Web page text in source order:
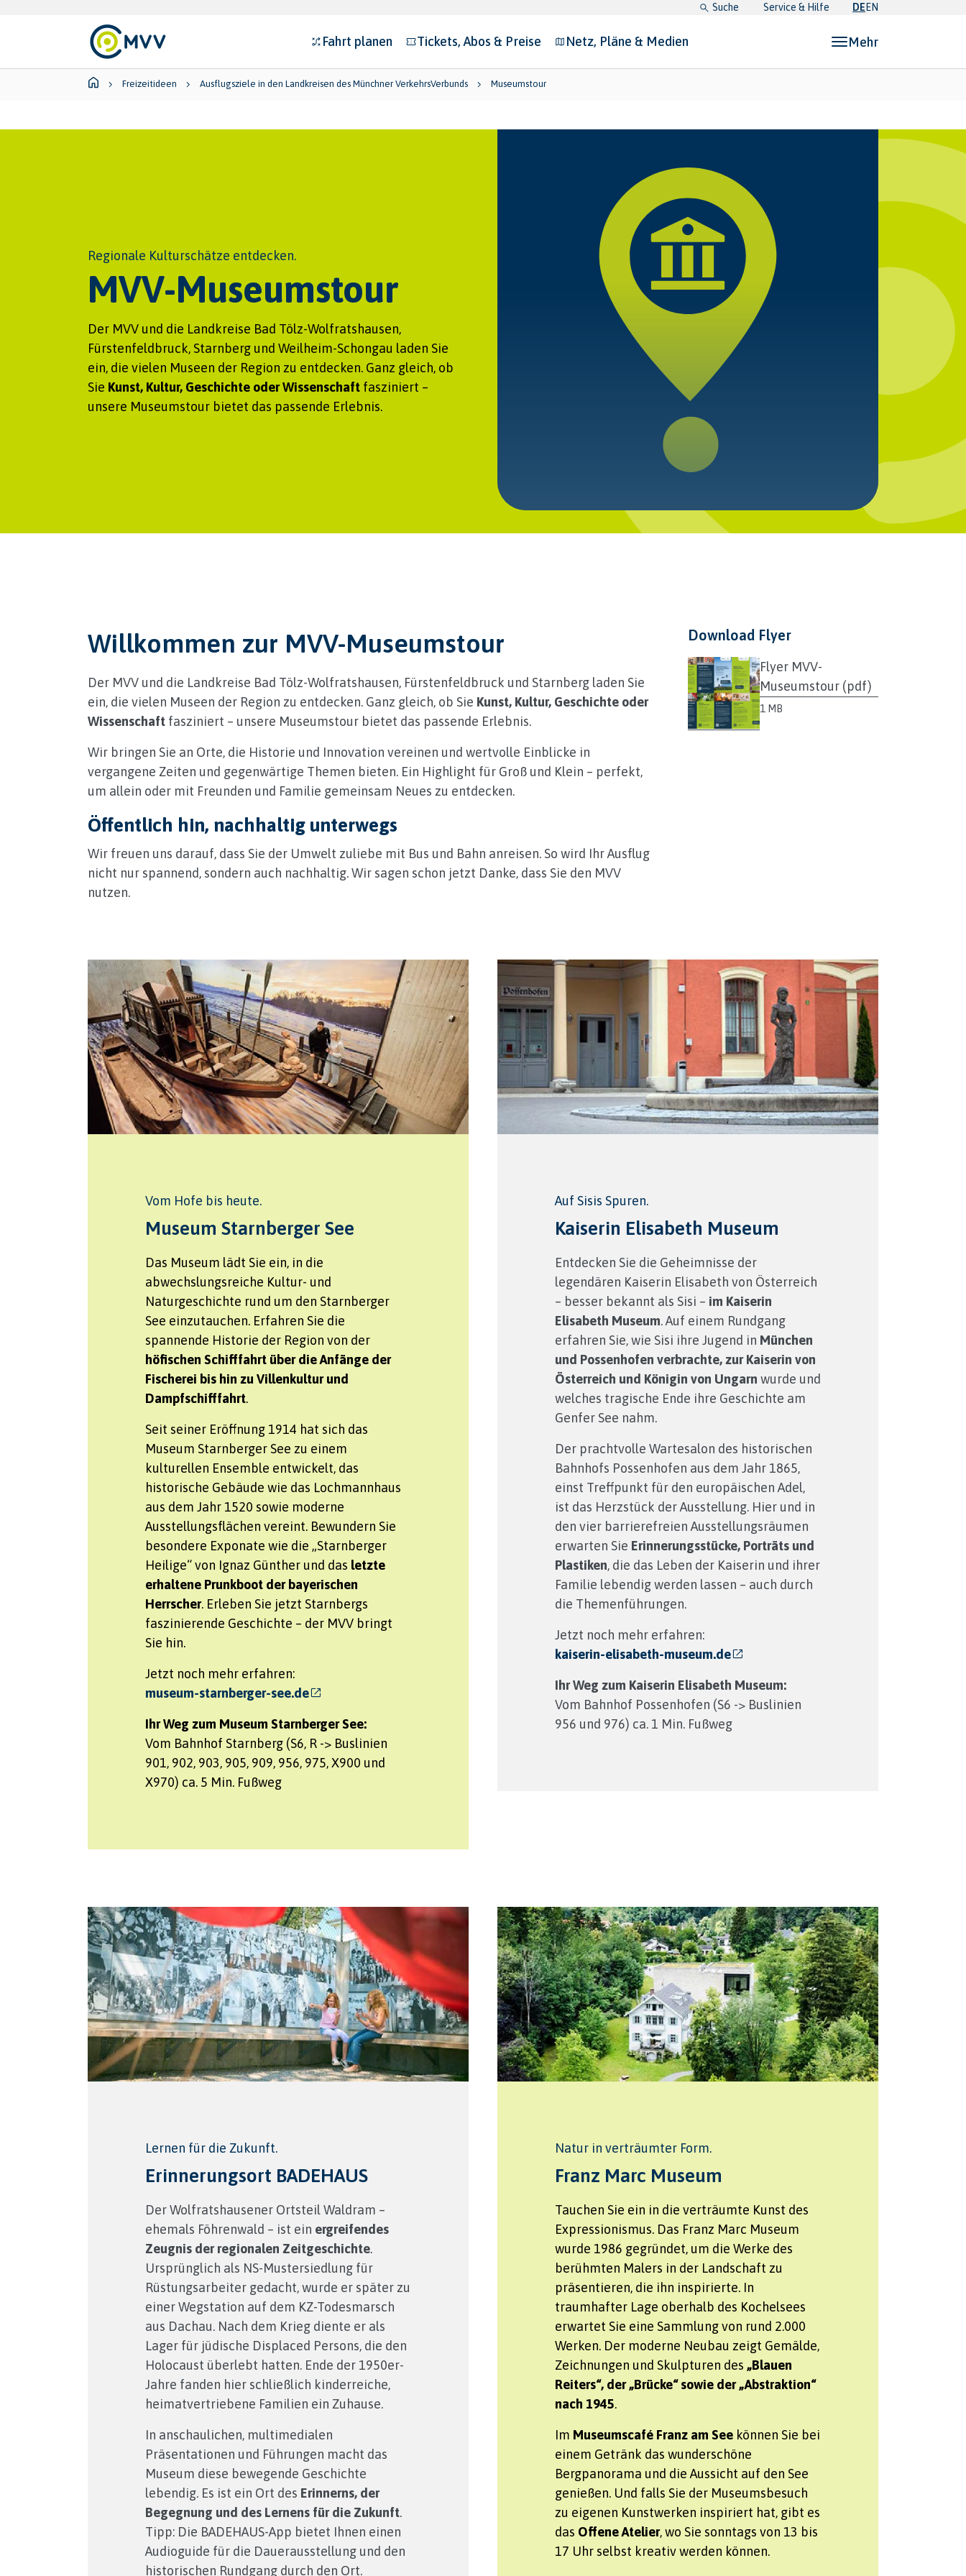
Suche Service & Hilfe DE EN
Fahrt planen
Submenu for "Fahrt planen"
Tickets, Abos & Preise
Submenu for "Tickets, Abos & Preise"
Netz, Pläne & Medien
Submenu for "Netz, Pläne & Medien"
Mehr
You are here:
Freizeitideen Ausflugsziele in den Landkreisen des Münchner VerkehrsVerbunds Museumstour
Regionale Kulturschätze entdecken.
MVV-Museumstour
Der MVV und die Landkreise Bad Tölz-Wolfratshausen,
Fürstenfeldbruck, Starnberg und Weilheim-Schongau laden Sie
ein, die vielen Museen der Region zu entdecken. Ganz gleich, ob
Sie Kunst, Kultur, Geschichte oder Wissenschaft fasziniert –
unsere Museumstour bietet das passende Erlebnis.
Willkommen zur MVV-Museumstour
Der MVV und die Landkreise Bad Tölz-Wolfratshausen, Fürstenfeldbruck und Starnberg laden Sie
ein, die vielen Museen der Region zu entdecken. Ganz gleich, ob Sie Kunst, Kultur, Geschichte oder
Wissenschaft fasziniert – unsere Museumstour bietet das passende Erlebnis.
Wir bringen Sie an Orte, die Historie und Innovation vereinen und wertvolle Einblicke in
vergangene Zeiten und gegenwärtige Themen bieten. Ein Highlight für Groß und Klein – perfekt,
um allein oder mit Freunden und Familie gemeinsam Neues zu entdecken.
Öffentlich hin, nachhaltig unterwegs
Wir freuen uns darauf, dass Sie der Umwelt zuliebe mit Bus und Bahn anreisen. So wird Ihr Ausflug
nicht nur spannend, sondern auch nachhaltig. Wir sagen schon jetzt Danke, dass Sie den MVV
nutzen.
Download Flyer
Flyer MVV-
Museumstour (pdf)
1 MB
Vom Hofe bis heute.
Museum Starnberger See
Das Museum lädt Sie ein, in die
abwechslungsreiche Kultur- und
Naturgeschichte rund um den Starnberger
See einzutauchen. Erfahren Sie die
spannende Historie der Region von der
höfischen Schifffahrt über die Anfänge der
Fischerei bis hin zu Villenkultur und
Dampfschifffahrt.
Seit seiner Eröffnung 1914 hat sich das
Museum Starnberger See zu einem
kulturellen Ensemble entwickelt, das
historische Gebäude wie das Lochmannhaus
aus dem Jahr 1520 sowie moderne
Ausstellungsflächen vereint. Bewundern Sie
besondere Exponate wie die „Starnberger
Heilige“ von Ignaz Günther und das letzte
erhaltene Prunkboot der bayerischen
Herrscher. Erleben Sie jetzt Starnbergs
faszinierende Geschichte – der MVV bringt
Sie hin.
Jetzt noch mehr erfahren:
museum-starnberger-see.de
Ihr Weg zum Museum Starnberger See:
Vom Bahnhof Starnberg (S6, R -> Buslinien
901, 902, 903, 905, 909, 956, 975, X900 und
X970) ca. 5 Min. Fußweg
Auf Sisis Spuren.
Kaiserin Elisabeth Museum
Entdecken Sie die Geheimnisse der
legendären Kaiserin Elisabeth von Österreich
– besser bekannt als Sisi – im Kaiserin
Elisabeth Museum. Auf einem Rundgang
erfahren Sie, wie Sisi ihre Jugend in München
und Possenhofen verbrachte, zur Kaiserin von
Österreich und Königin von Ungarn wurde und
welches tragische Ende ihre Geschichte am
Genfer See nahm.
Der prachtvolle Wartesalon des historischen
Bahnhofs Possenhofen aus dem Jahr 1865,
einst Treffpunkt für den europäischen Adel,
ist das Herzstück der Ausstellung. Hier und in
den vier barrierefreien Ausstellungsräumen
erwarten Sie Erinnerungsstücke, Porträts und
Plastiken, die das Leben der Kaiserin und ihrer
Familie lebendig werden lassen – auch durch
die Themenführungen.
Jetzt noch mehr erfahren:
kaiserin-elisabeth-museum.de
Ihr Weg zum Kaiserin Elisabeth Museum:
Vom Bahnhof Possenhofen (S6 -> Buslinien
956 und 976) ca. 1 Min. Fußweg
Lernen für die Zukunft.
Erinnerungsort BADEHAUS
Der Wolfratshausener Ortsteil Waldram –
ehemals Föhrenwald – ist ein ergreifendes
Zeugnis der regionalen Zeitgeschichte.
Ursprünglich als NS-Mustersiedlung für
Rüstungsarbeiter gedacht, wurde er später zu
einer Wegstation auf dem KZ-Todesmarsch
aus Dachau. Nach dem Krieg diente er als
Lager für jüdische Displaced Persons, die den
Holocaust überlebt hatten. Ende der 1950er-
Jahre fanden hier schließlich kinderreiche,
heimatvertriebene Familien ein Zuhause.
In anschaulichen, multimedialen
Präsentationen und Führungen macht das
Museum diese bewegende Geschichte
lebendig. Es ist ein Ort des Erinnerns, der
Begegnung und des Lernens für die Zukunft.
Tipp: Die BADEHAUS-App bietet Ihnen einen
Audioguide für die Dauerausstellung und den
historischen Rundgang durch den Ort.
Natur in verträumter Form.
Franz Marc Museum
Tauchen Sie ein in die verträumte Kunst des
Expressionismus. Das Franz Marc Museum
wurde 1986 gegründet, um die Werke des
berühmten Malers in der Landschaft zu
präsentieren, die ihn inspirierte. In
traumhafter Lage oberhalb des Kochelsees
erwartet Sie eine Sammlung von rund 2.000
Werken. Der moderne Neubau zeigt Gemälde,
Zeichnungen und Skulpturen des „Blauen
Reiters“, der „Brücke“ sowie der „Abstraktion“
nach 1945.
Im Museumscafé Franz am See können Sie bei
einem Getränk das wunderschöne
Bergpanorama und die Aussicht auf den See
genießen. Und falls Sie der Museumsbesuch
zu eigenen Kunstwerken inspiriert hat, gibt es
das Offene Atelier, wo Sie sonntags von 13 bis
17 Uhr selbst kreativ werden können.